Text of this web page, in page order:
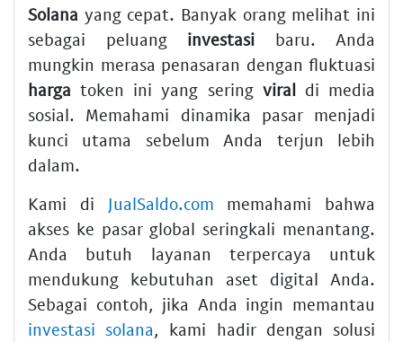
Solana yang cepat. Banyak orang melihat ini
sebagai peluang investasi baru. Anda
mungkin merasa penasaran dengan fluktuasi
harga token ini yang sering viraldi media
sosial. Memahami dinamika pasar menjadi
kunci utama sebelum Anda terjun lebih
dalam.
Kami di JualSaldo.com memahami bahwa
akses ke pasar global seringkali menantang.
Anda butuh layanan terpercaya untuk
mendukung kebutuhan aset digital Anda.
Sebagai contoh, jika Anda ingin memantau
investasi solana, kami hadir dengan solusi